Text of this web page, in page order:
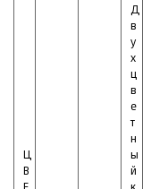
Ц
В
Д
в
у
х
ц
в
е
т
н
ы
й